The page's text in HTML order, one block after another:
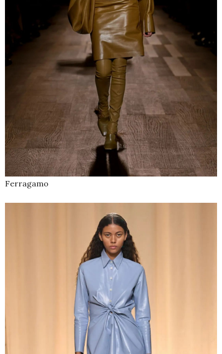
Ferragamo